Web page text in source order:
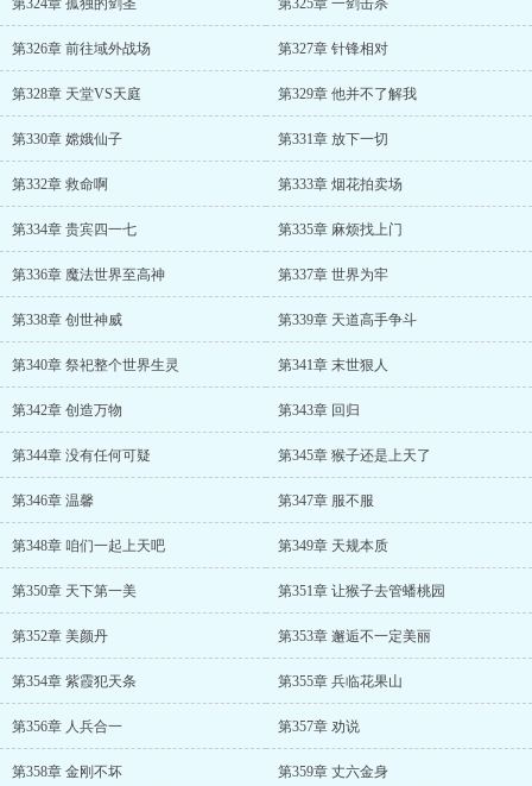
第324章 孤独的剑圣 第325章 一剑击杀
第326章 前往域外战场 第327章 针锋相对
第328章 天堂VS天庭 第329章 他并不了解我
第330章 嫦娥仙子 第331章 放下一切
第332章 救命啊 第333章 烟花拍卖场
第334章 贵宾四一七 第335章 麻烦找上门
第336章 魔法世界至高神 第337章 世界为牢
第338章 创世神威 第339章 天道高手争斗
第340章 祭祀整个世界生灵 第341章 末世狠人
第342章 创造万物 第343章 回归
第344章 没有任何可疑 第345章 猴子还是上天了
第346章 温馨 第347章 服不服
第348章 咱们一起上天吧 第349章 天规本质
第350章 天下第一美 第351章 让猴子去管蟠桃园
第352章 美颜丹 第353章 邂逅不一定美丽
第354章 紫霞犯天条 第355章 兵临花果山
第356章 人兵合一 第357章 劝说
第358章 金刚不坏 第359章 丈六金身